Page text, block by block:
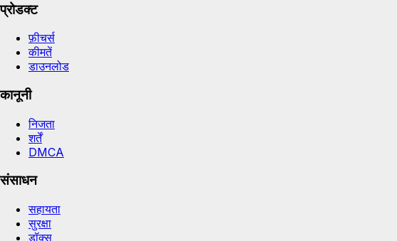
प्रोडक्ट
फ़ीचर्स
कीमतें
डाउनलोड
कानूनी
निजता
शर्तें
DMCA
संसाधन
सहायता
सुरक्षा
डॉक्स